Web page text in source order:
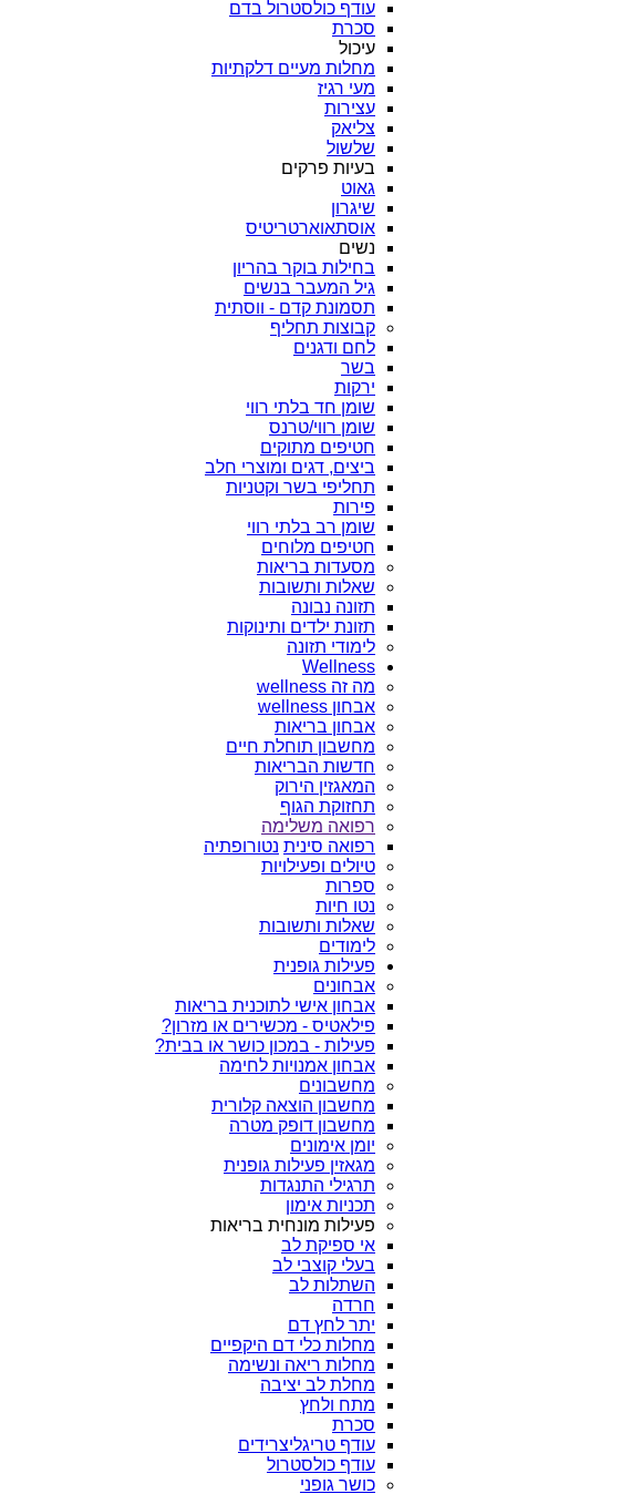
עודף כולסטרול בדם
סכרת
עיכול
מחלות מעיים דלקתיות
מעי רגיז
עצירות
צליאק
שלשול
בעיות פרקים
גאוט
שיגרון
אוסתאוארטריטיס
נשים
בחילות בוקר בהריון
גיל המעבר בנשים
תסמונת קדם - ווסתית
קבוצות תחליף
לחם ודגנים
בשר
ירקות
שומן חד בלתי רווי
שומן רווי/טרנס
חטיפים מתוקים
ביצים, דגים ומוצרי חלב
תחליפי בשר וקטניות
פירות
שומן רב בלתי רווי
חטיפים מלוחים
מסעדות בריאות
שאלות ותשובות
תזונה נבונה
תזונת ילדים ותינוקות
לימודי תזונה
Wellness
מה זה wellness
אבחון wellness
אבחון בריאות
מחשבון תוחלת חיים
חדשות הבריאות
המאגזין הירוק
תחזוקת הגוף
רפואה משלימה
רפואה סינית נטורופתיה
טיולים ופעילויות
ספרות
נטו חיות
שאלות ותשובות
לימודים
פעילות גופנית
אבחונים
אבחון אישי לתוכנית בריאות
פילאטיס - מכשירים או מזרון?
פעילות - במכון כושר או בבית?
אבחון אמנויות לחימה
מחשבונים
מחשבון הוצאה קלורית
מחשבון דופק מטרה
יומן אימונים
מגאזין פעילות גופנית
תרגילי התנגדות
תכניות אימון
פעילות מונחית בריאות
אי ספיקת לב
בעלי קוצבי לב
השתלות לב
חרדה
יתר לחץ דם
מחלות כלי דם היקפיים
מחלות ריאה ונשימה
מחלת לב יציבה
מתח ולחץ
סכרת
עודף טריגליצרידים
עודף כולסטרול
כושר גופני